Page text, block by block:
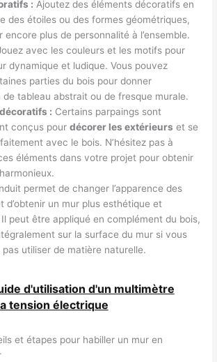
: Ajoutez des éléments décoratifs en
des étoiles ou des formes géométriques,
encore plus de personnalité à l’ensemble.
avec les couleurs et les motifs pour
dynamique et ludique. Vous pouvez
parties du bois pour donner
de tableau abstrait ou de fresque murale.
: Certains parpaings sont
conçus pourdécorer les extérieurs et se
avec le bois. N’hésitez pas à
éléments dans votre projet pour obtenir
permet de changer l’apparence des
d’obtenir un mur plus esthétique et
peut être appliqué en complément du bois,
sur la surface du mur si vous
pas utiliser de matière naturelle.
d'utilisation d'un multimètre
tension électrique
et étapes pour habiller un mur en